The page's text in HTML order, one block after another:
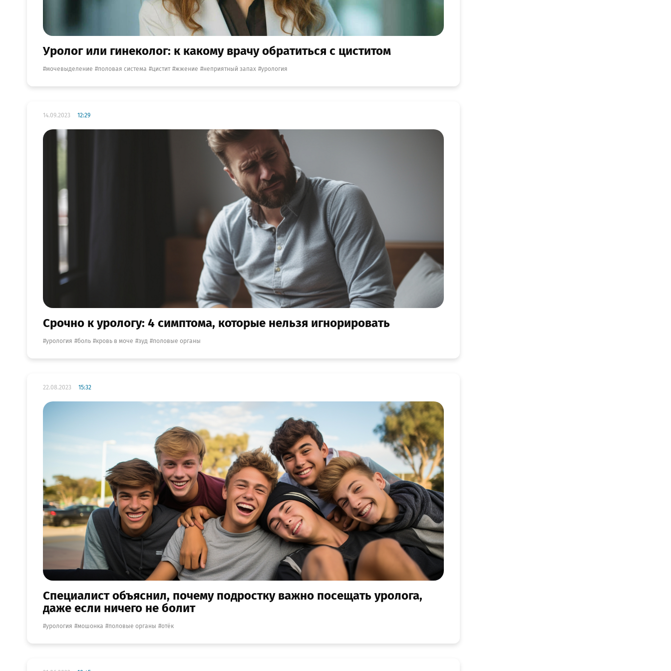
Уролог или гинеколог: к какому врачу обратиться с циститом
мочевыделение половая система цистит жжение неприятный запах урология
14.09.2023 12:29
Срочно к урологу: 4 симптома, которые нельзя игнорировать
урология боль кровь в моче зуд половые органы
22.08.2023 15:32
Специалист объяснил, почему подростку важно посещать уролога,
даже если ничего не болит
урология мошонка половые органы отёк